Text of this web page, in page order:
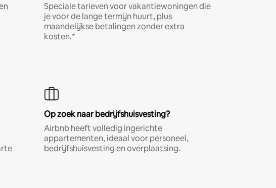
Speciale tarieven voor vakantiewoningen die
je voor de lange termijn huurt, plus
maandelijkse betalingen zonder extra
kosten.*
Op zoek naar bedrijfshuisvesting?
Airbnb heeft volledig ingerichte
appartementen, ideaal voor personeel,
bedrijfshuisvesting en overplaatsing.